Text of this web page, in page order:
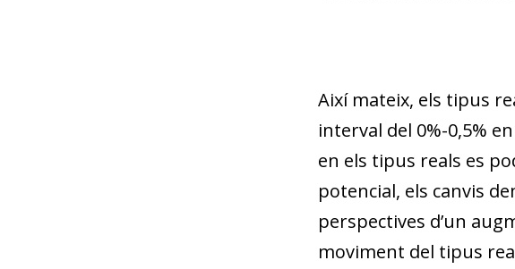
Així mateix, els tipus
interval del 0%-0,5%
en els tipus reals es
potencial, els canvis
perspectives d’un
moviment del tipus